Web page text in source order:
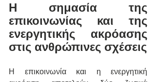
Η σημασία της
επικοινωνίας και της
ενεργητικής ακρόασης
στις ανθρώπινες σχέσεις
Η επικοινωνία και η ενεργητική